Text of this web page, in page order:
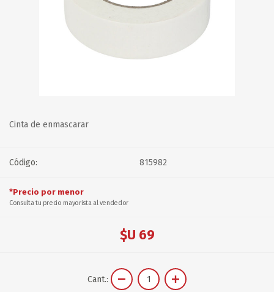
Cinta de enmascarar
Código: 815982
*Precio por menor
Consulta tu precio mayorista al vendedor
$U 69
Cant.: